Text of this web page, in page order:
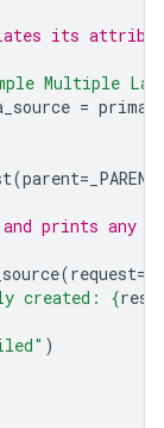
its
Multiple
=
(parent= _PARENT
prints any
(request=
created: {
)